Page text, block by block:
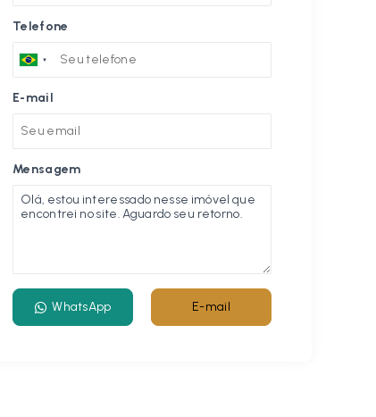
Telefone
E-mail
Mensagem
WhatsApp E-mail